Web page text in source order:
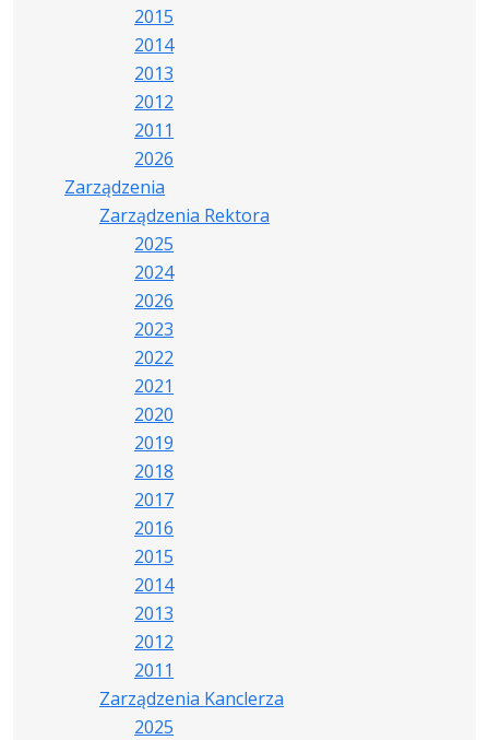
2015
2014
2013
2012
2011
2026
Zarządzenia
Zarządzenia Rektora
2025
2024
2026
2023
2022
2021
2020
2019
2018
2017
2016
2015
2014
2013
2012
2011
Zarządzenia Kanclerza
2025